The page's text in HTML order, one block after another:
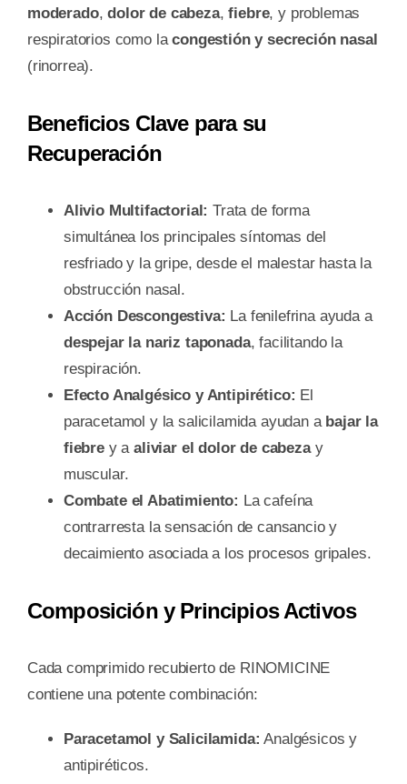
moderado,dolor de cabeza,fiebre, y problemas
respiratorios como lacongestión y secreción nasal
(rinorrea).
Beneficios Clave para su
Recuperación
Alivio Multifactorial: Trata de forma
simultánea los principales síntomas del
resfriado y la gripe, desde el malestar hasta la
obstrucción nasal.
Acción Descongestiva: La fenilefrina ayuda a
despejar la nariz taponada, facilitando la
respiración.
Efecto Analgésico y Antipirético: El
paracetamol y la salicilamida ayudan a bajar la
fiebrey aaliviar el dolor de cabezay
muscular.
Combate el Abatimiento: La cafeína
contrarresta la sensación de cansancio y
decaimiento asociada a los procesos gripales.
Composición y Principios Activos
Cada comprimido recubierto de RINOMICINE
contiene una potente combinación:
Paracetamol y Salicilamida: Analgésicos y
antipiréticos.